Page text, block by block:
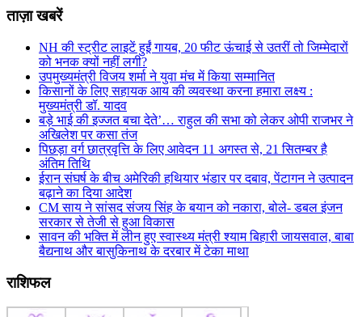
ताज़ा खबरें
NH की स्ट्रीट लाइटें हुईं गायब, 20 फीट ऊंचाई से उतरीं तो जिम्मेदारों
को भनक क्यों नहीं लगी?
उपमुख्यमंत्री विजय शर्मा ने युवा मंच में किया सम्मानित
किसानों के लिए सहायक आय की व्यवस्था करना हमारा लक्ष्य :
मुख्यमंत्री डॉ. यादव
बड़े भाई की इज्जत बचा देते’… राहुल की सभा को लेकर ओपी राजभर ने
अखिलेश पर कसा तंज
पिछड़ा वर्ग छात्रवृत्ति के लिए आवेदन 11 अगस्त से, 21 सितम्बर है
अंतिम तिथि
ईरान संघर्ष के बीच अमेरिकी हथियार भंडार पर दबाव, पेंटागन ने उत्पादन
बढ़ाने का दिया आदेश
CM साय ने सांसद संजय सिंह के बयान को नकारा, बोले- डबल इंजन
सरकार से तेजी से हुआ विकास
सावन की भक्ति में लीन हुए स्वास्थ्य मंत्री श्याम बिहारी जायसवाल, बाबा
बैद्यनाथ और बासुकिनाथ के दरबार में टेका माथा
राशिफल